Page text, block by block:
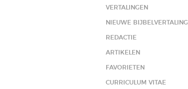
VERTALINGEN
NIEUWE BIJBELVERTALING
REDACTIE
ARTIKELEN
FAVORIETEN
CURRICULUM VITAE